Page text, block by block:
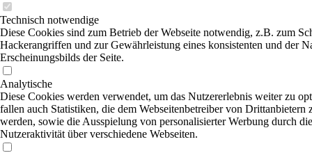
Technisch notwendige
Diese Cookies sind zum Betrieb der Webseite notwendig, z.B. zum
Hackerangriffen und zur Gewährleistung eines konsistenten und der
Erscheinungsbilds der Seite.
Analytische
Diese Cookies werden verwendet, um das Nutzererlebnis weiter zu
fallen auch Statistiken, die dem Webseitenbetreiber von Drittanbietern
werden, sowie die Ausspielung von personalisierter Werbung durch
Nutzeraktivität über verschiedene Webseiten.